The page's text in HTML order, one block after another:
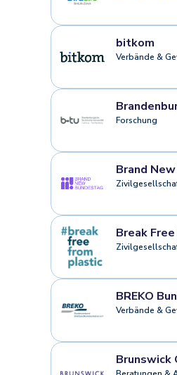
bitkom
Verbände &
Forschung
Brand
Break
BREKO
Verbände &
Brunswick